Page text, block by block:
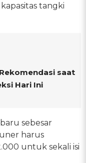
tangki
saat
Hari Ini
sebesar
harus
untuk sekali isi